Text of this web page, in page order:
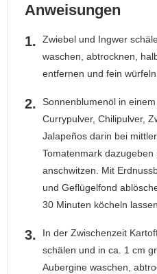
Anweisungen
Zwiebel und Ingwer
waschen, abtrocknen,
entfernen und fein würfeln.
Sonnenblumenöl in
Currypulver, Chilipulver,
Jalapeños darin bei
Tomatenmark
anschwitzen. Mit
und Geflügelfond
30 Minuten köcheln lassen.
In der Zwischenzeit
schälen und in ca. 1 cm
Aubergine waschen,